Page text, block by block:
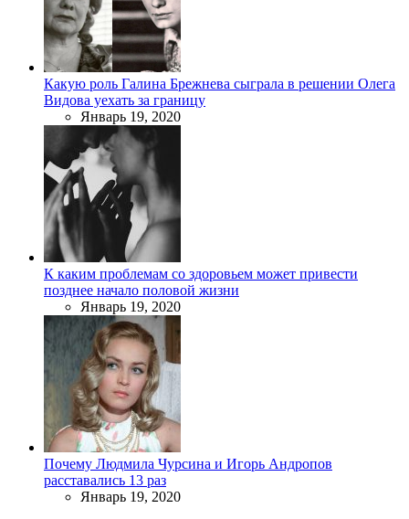
Какую роль Галина Брежнева сыграла в решении Олега
Видова уехать за границу
Январь 19, 2020
К каким проблемам со здоровьем может привести
позднее начало половой жизни
Январь 19, 2020
Почему Людмила Чурсина и Игорь Андропов
расставались 13 раз
Январь 19, 2020